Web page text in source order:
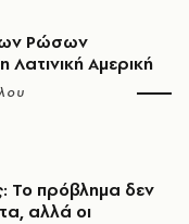
Ρώσων
Αμερική
Το πρόβλημα δεν
αλλά οι